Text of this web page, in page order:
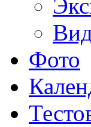
Фото